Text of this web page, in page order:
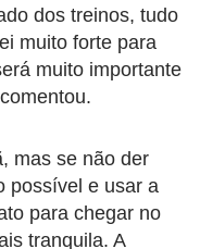
dos treinos, tudo
muito forte para
muito importante
mas se não der
possível e usar a
para chegar no
tranquila. A